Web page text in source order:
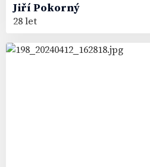
Jiří Pokorný
28 let
97